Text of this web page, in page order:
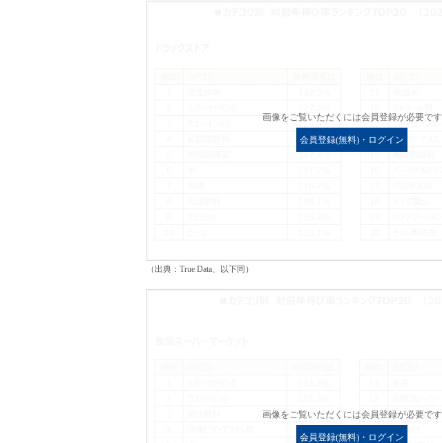
画像をご覧いただくには会員登録が必要です
会員登録(無料)・ログイン
（出典：True Data、以下同）
画像をご覧いただくには会員登録が必要です
会員登録(無料)・ログイン